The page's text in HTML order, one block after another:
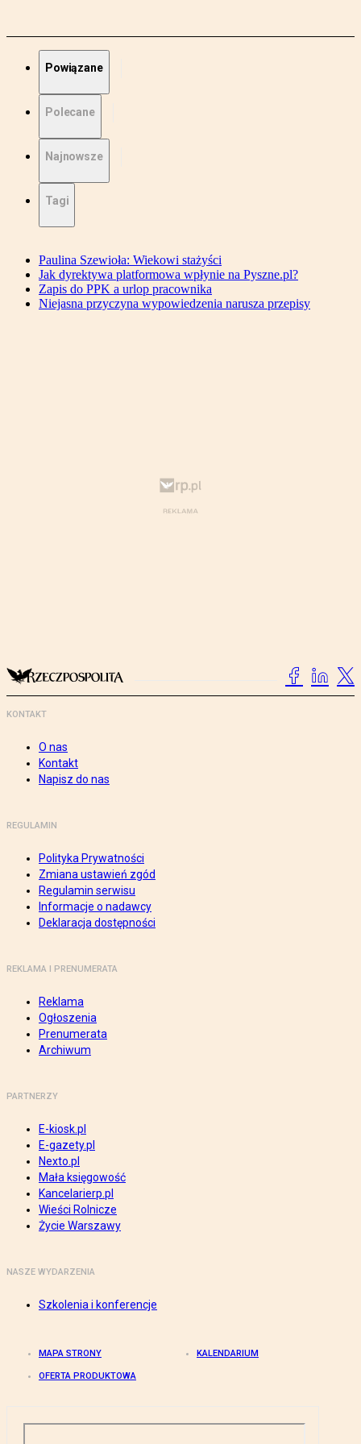
Powiązane
Polecane
Najnowsze
Tagi
Paulina Szewioła: Wiekowi stażyści
Jak dyrektywa platformowa wpłynie na Pyszne.pl?
Zapis do PPK a urlop pracownika
Niejasna przyczyna wypowiedzenia narusza przepisy
KONTAKT
O nas
Kontakt
Napisz do nas
REGULAMIN
Polityka Prywatności
Zmiana ustawień zgód
Regulamin serwisu
Informacje o nadawcy
Deklaracja dostępności
REKLAMA I PRENUMERATA
Reklama
Ogłoszenia
Prenumerata
Archiwum
PARTNERZY
E-kiosk.pl
E-gazety.pl
Nexto.pl
Mała księgowość
Kancelarierp.pl
Wieści Rolnicze
Życie Warszawy
NASZE WYDARZENIA
Szkolenia i konferencje
MAPA STRONY KALENDARIUM
OFERTA PRODUKTOWA